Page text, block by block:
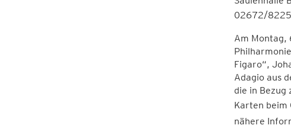
02672/
Am Montag,
Figaro“,
Adagio aus
die in Bezug
Karten beim
nähere